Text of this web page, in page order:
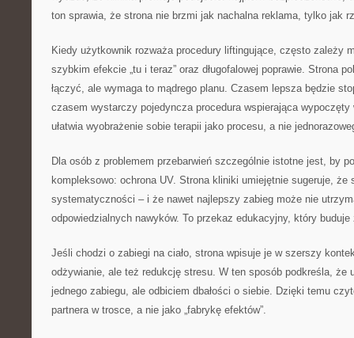
ton sprawia, że strona nie brzmi jak nachalna reklama, tylko jak
Kiedy użytkownik rozważa procedury liftingujące, często zależy
szybkim efekcie „tu i teraz” oraz długofalowej poprawie. Strona
łączyć, ale wymaga to mądrego planu. Czasem lepsza będzie
czasem wystarczy pojedyncza procedura wspierająca
ułatwia wyobrażenie sobie terapii jako procesu, a nie
Dla osób z problemem przebarwień szczególnie istotne jest, by
kompleksowo: ochrona UV. Strona kliniki umiejętnie sugeruje,
systematyczności – i że nawet najlepszy zabieg może nie
odpowiedzialnych nawyków. To przekaz edukacyjny, który buduje
Jeśli chodzi o zabiegi na ciało, strona wpisuje je w szerszy
odżywianie, ale też redukcję stresu. W ten sposób podkreśla, że
jednego zabiegu, ale odbiciem dbałości o siebie. Dzięki temu
partnera w trosce, a nie jako „fabrykę efektów”.